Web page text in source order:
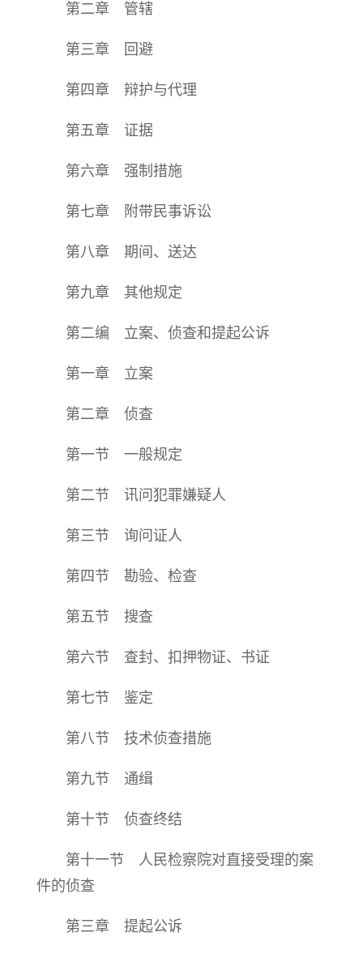
第二章 管辖
第三章 回避
第四章 辩护与代理
第五章 证据
第六章 强制措施
第七章 附带民事诉讼
第八章 期间、送达
第九章 其他规定
第二编 立案、侦查和提起公诉
第一章 立案
第二章 侦查
第一节 一般规定
第二节 讯问犯罪嫌疑人
第三节 询问证人
第四节 勘验、检查
第五节 搜查
第六节 查封、扣押物证、书证
第七节 鉴定
第八节 技术侦查措施
第九节 通缉
第十节 侦查终结
第十一节 人民检察院对直接受理的案
件的侦查
第三章 提起公诉